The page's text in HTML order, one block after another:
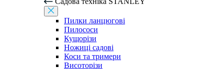
Пилки ланцюгові
Пилососи
Кущорізи
Ножиці садові
Коси та тримери
Висоторізи